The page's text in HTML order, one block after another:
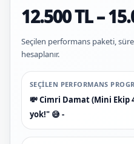
12.500 TL –
Seçilen performans paketi,
hesaplanır.
SEÇILEN PERFORMANS
💸 Cimri Damat (Mini Ekip
yok!" 😅 -